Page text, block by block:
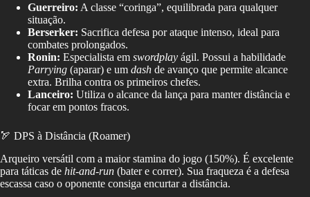
Guerreiro: A classe “coringa”, equilibrada para qualquer
situação.
Berserker: Sacrifica defesa por ataque intenso, ideal para
combates prolongados.
Ronin: Especialista em swordplay ágil. Possui a habilidade
Parrying (aparar) e um dash de avanço que permite alcance
extra. Brilha contra os primeiros chefes.
Lanceiro: Utiliza o alcance da lança para manter distância e
focar em pontos fracos.
🏹 DPS à Distância (Roamer)
Arqueiro versátil com a maior stamina do jogo (150%). É excelente
para táticas de hit-and-run (bater e correr). Sua fraqueza é a defesa
escassa caso o oponente consiga encurtar a distância.